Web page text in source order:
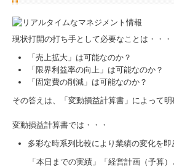
現状打開の打ち手として必要なことは・・・
「売上拡大」は可能なのか？
「限界利益率の向上」は可能なのか？
「固定費の削減」は可能なのか？
その答えは、「変動損益計算書」によって明
変動損益計算書では・・・
多彩な時系列比較により業績の変化を即
「本日までの実績」「経営計画（予算）